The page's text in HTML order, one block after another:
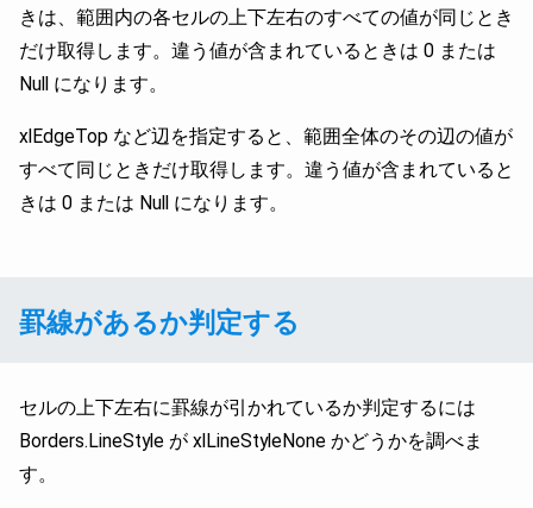
きは、範囲内の各セルの上下左右のすべての値が同じとき
だけ取得します。違う値が含まれているときは 0 または
Null になります。
xlEdgeTop など辺を指定すると、範囲全体のその辺の値が
すべて同じときだけ取得します。違う値が含まれていると
きは 0 または Null になります。
罫線があるか判定する
セルの上下左右に罫線が引かれているか判定するには
Borders.LineStyle が xlLineStyleNone かどうかを調べま
す。